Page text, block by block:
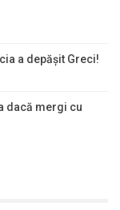
a depășit Greci!
dacă mergi cu